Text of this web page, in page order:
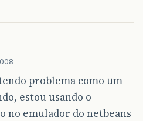
problema como um
estou usando o
no emulador do netbeans